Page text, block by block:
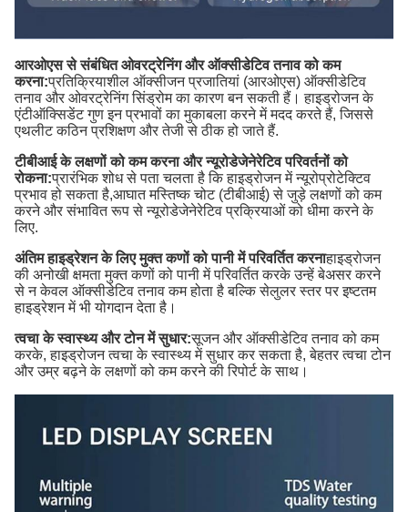
आरओएस से संबंधित ओवरट्रेनिंग और ऑक्सीडेटिव तनाव को कम
करना:प्रतिक्रियाशील ऑक्सीजन प्रजातियां (आरओएस) ऑक्सीडेटिव
तनाव और ओवरट्रेनिंग सिंड्रोम का कारण बन सकती हैं। हाइड्रोजन के
एंटीऑक्सिडेंट गुण इन प्रभावों का मुकाबला करने में मदद करते हैं, जिससे
एथलीट कठिन प्रशिक्षण और तेजी से ठीक हो जाते हैं.
टीबीआई के लक्षणों को कम करना और न्यूरोडेजेनेरेटिव परिवर्तनों को
रोकना:प्रारंभिक शोध से पता चलता है कि हाइड्रोजन में न्यूरोप्रोटेक्टिव
प्रभाव हो सकता है,आघात मस्तिष्क चोट (टीबीआई) से जुड़े लक्षणों को कम
करने और संभावित रूप से न्यूरोडेजेनेरेटिव प्रक्रियाओं को धीमा करने के
लिए.
अंतिम हाइड्रेशन के लिए मुक्त कणों को पानी में परिवर्तित करनाहाइड्रोजन
की अनोखी क्षमता मुक्त कणों को पानी में परिवर्तित करके उन्हें बेअसर करने
से न केवल ऑक्सीडेटिव तनाव कम होता है बल्कि सेलुलर स्तर पर इष्टतम
हाइड्रेशन में भी योगदान देता है।
त्वचा के स्वास्थ्य और टोन में सुधार:सूजन और ऑक्सीडेटिव तनाव को कम
करके, हाइड्रोजन त्वचा के स्वास्थ्य में सुधार कर सकता है, बेहतर त्वचा टोन
और उम्र बढ़ने के लक्षणों को कम करने की रिपोर्ट के साथ।